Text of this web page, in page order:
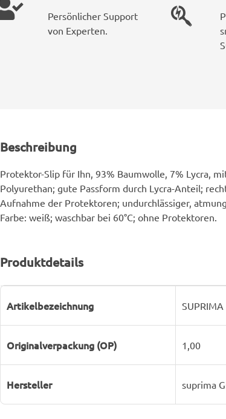
Persönlicher Support
von Experten.
Beschreibung
Protektor-Slip für Ihn, 93% Baumwolle, 7% Lycra,
Polyurethan; gute Passform durch Lycra-Anteil;
Aufnahme der Protektoren; undurchlässiger,
Farbe: weiß; waschbar bei 60°C; ohne Protektoren.
Produktdetails
Artikelbezeichnung
Originalverpackung (OP) 1,00
Hersteller suprima